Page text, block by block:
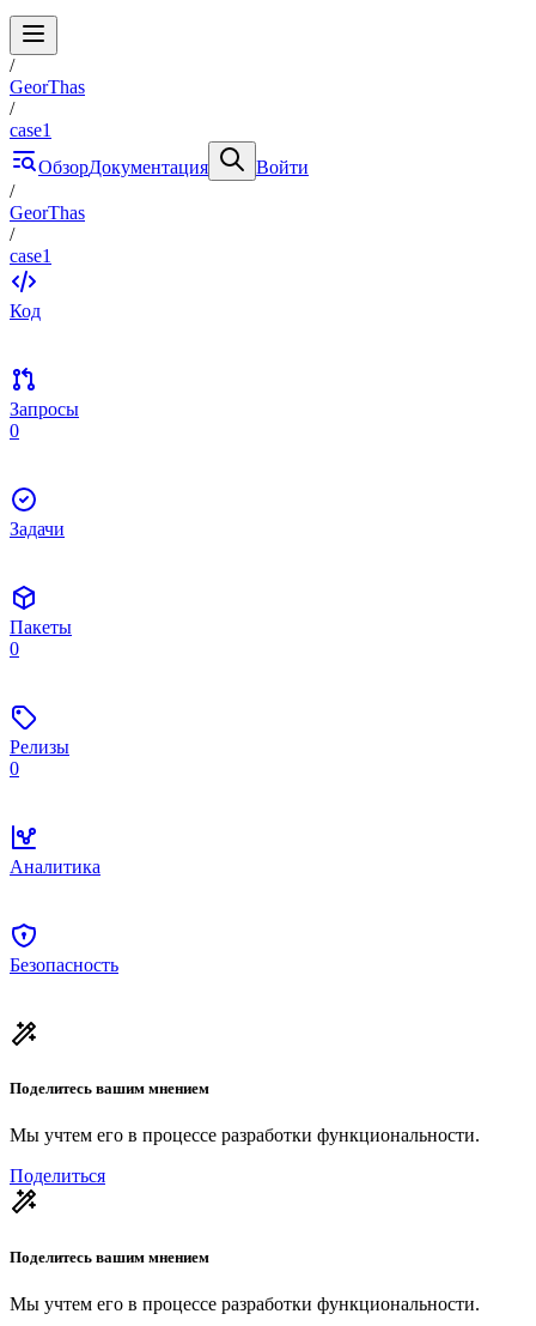
/
GeorThas
/
case1
ОбзорДокументация
Войти
/
GeorThas
/
case1
Код
Запросы
0
Задачи
Пакеты
0
Релизы
0
Аналитика
Безопасность
Поделитесь вашим мнением
Мы учтем его в процессе разработки функциональности.
Поделиться
Поделитесь вашим мнением
Мы учтем его в процессе разработки функциональности.